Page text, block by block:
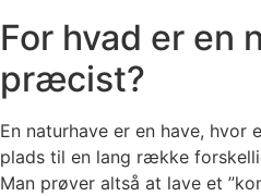
For hvad er en
præcist?
En naturhave er en have, hvor
plads til en lang række
Man prøver altså at lave et